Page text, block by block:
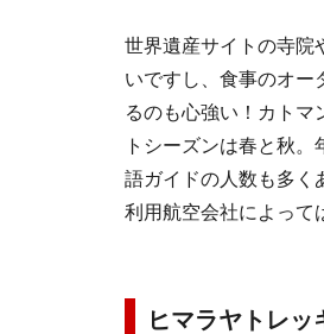
世界遺産サイトの寺院
いですし、食事のオー
るのも心強い！カトマ
トシーズンは春と秋
語ガイドの人数も多く
利用航空会社によって
ヒマラヤトレッ